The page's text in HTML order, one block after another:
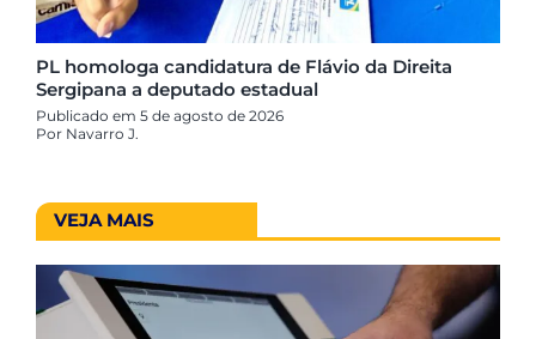
PL homologa candidatura de Flávio da Direita
Sergipana a deputado estadual
Publicado em 5 de agosto de 2026
Por Navarro J.
VEJA MAIS